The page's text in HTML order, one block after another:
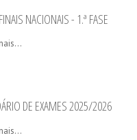
NACIONAIS - 1.ª FASE
DE EXAMES 2025/2026